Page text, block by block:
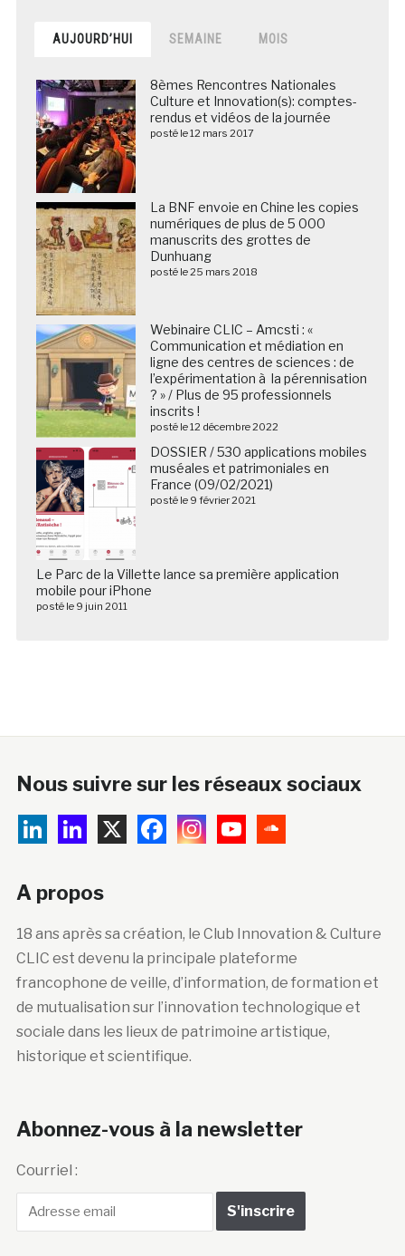
AUJOURD’HUI SEMAINE MOIS
8èmes Rencontres Nationales
Culture et Innovation(s): comptes-
rendus et vidéos de la journée
posté le 12 mars 2017
La BNF envoie en Chine les copies
numériques de plus de 5 000
manuscrits des grottes de
Dunhuang
posté le 25 mars 2018
Webinaire CLIC – Amcsti : «
Communication et médiation en
ligne des centres de sciences : de
l’expérimentation à la pérennisation
? » / Plus de 95 professionnels
inscrits !
posté le 12 décembre 2022
DOSSIER / 530 applications mobiles
muséales et patrimoniales en
France (09/02/2021)
posté le 9 février 2021
Le Parc de la Villette lance sa première application
mobile pour iPhone
posté le 9 juin 2011
Nous suivre sur les réseaux sociaux
A propos
18 ans après sa création, le Club Innovation & Culture
CLIC est devenu la principale plateforme
francophone de veille, d’information, de formation et
de mutualisation sur l’innovation technologique et
sociale dans les lieux de patrimoine artistique,
historique et scientifique.
Abonnez-vous à la newsletter
Courriel :